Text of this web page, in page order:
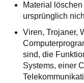
Material
ursprünglich
Viren, Trojaner,
sind, die
Systems, einer